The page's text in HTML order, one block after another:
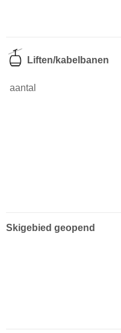
Liften/kabelbanen
aantal
Skigebied geopend